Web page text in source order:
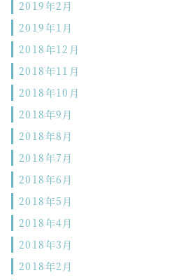
2019年2月
2019年1月
2018年12月
2018年11月
2018年10月
2018年9月
2018年8月
2018年7月
2018年6月
2018年5月
2018年4月
2018年3月
2018年2月